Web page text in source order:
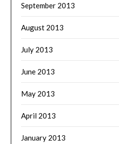
September 2013
August 2013
July 2013
June 2013
May 2013
April 2013
January 2013